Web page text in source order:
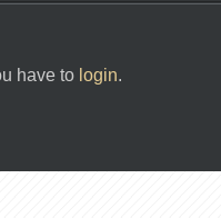
have to login.